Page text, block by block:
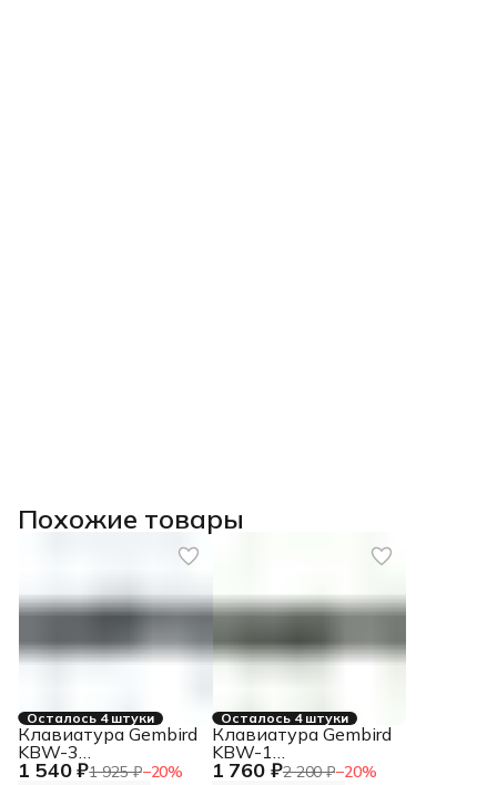
Похожие товары
Осталось 4 штуки
1 540 ₽1 925 ₽−20%
Клавиатура Gembird
KBW-3
беспроводная, USB,
Осталось 4 штуки
1 760 ₽2 200 ₽−20%
Клавиатура Gembird
KBW-1
беспроводная, USB,